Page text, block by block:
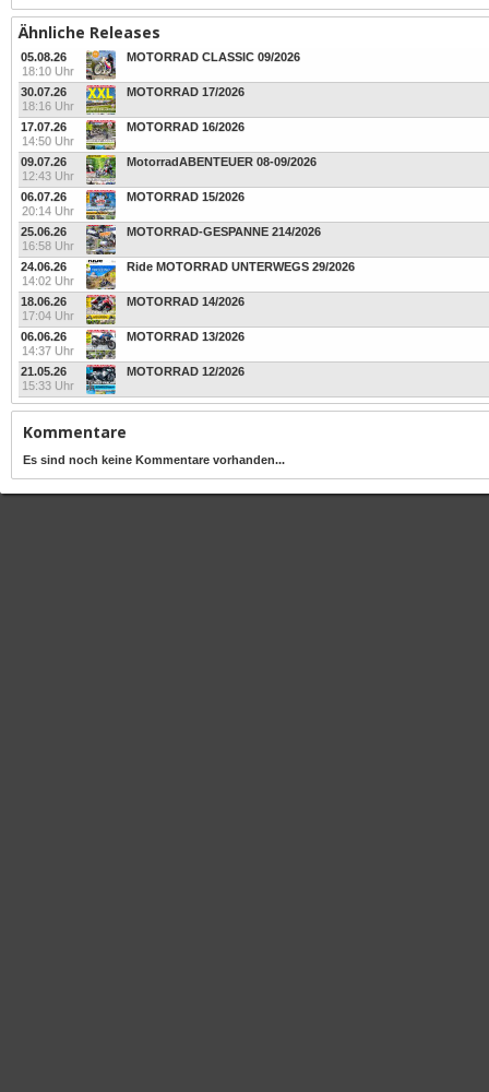
Ähnliche Releases
05.08.26
18:10 Uhr
MOTORRAD CLASSIC 09/2026
30.07.26
18:16 Uhr
MOTORRAD 17/2026
17.07.26
14:50 Uhr
MOTORRAD 16/2026
09.07.26
12:43 Uhr
MotorradABENTEUER 08-09/2026
06.07.26
20:14 Uhr
MOTORRAD 15/2026
25.06.26
16:58 Uhr
MOTORRAD-GESPANNE 214/2026
24.06.26
14:02 Uhr
Ride MOTORRAD UNTERWEGS 29/2026
18.06.26
17:04 Uhr
MOTORRAD 14/2026
06.06.26
14:37 Uhr
MOTORRAD 13/2026
21.05.26
15:33 Uhr
MOTORRAD 12/2026
Kommentare
Es sind noch keine Kommentare vorhanden...